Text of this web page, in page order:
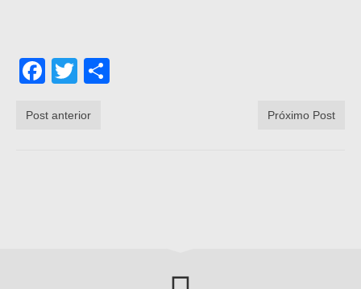
Facebook
Twitter
Post anterior Próximo Post